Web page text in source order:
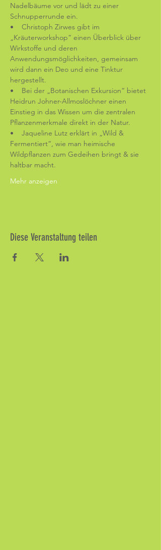
Nadelbäume vor und lädt zu einer
Schnupperrunde ein.
•    Christoph Zirwes gibt im
„Kräuterworkshop“ einen Überblick über
Wirkstoffe und deren
Anwendungsmöglichkeiten, gemeinsam
wird dann ein Deo und eine Tinktur
hergestellt.
•    Bei der „Botanischen Exkursion“ bietet
Heidrun Johner-Allmoslöchner einen
Einstieg in das Wissen um die zentralen
Pflanzenmerkmale direkt in der Natur.
•    Jaqueline Lutz erklärt in „Wild &
Fermentiert“, wie man heimische
Wildpflanzen zum Gedeihen bringt & sie
haltbar macht.
Mehr anzeigen
Diese Veranstaltung teilen